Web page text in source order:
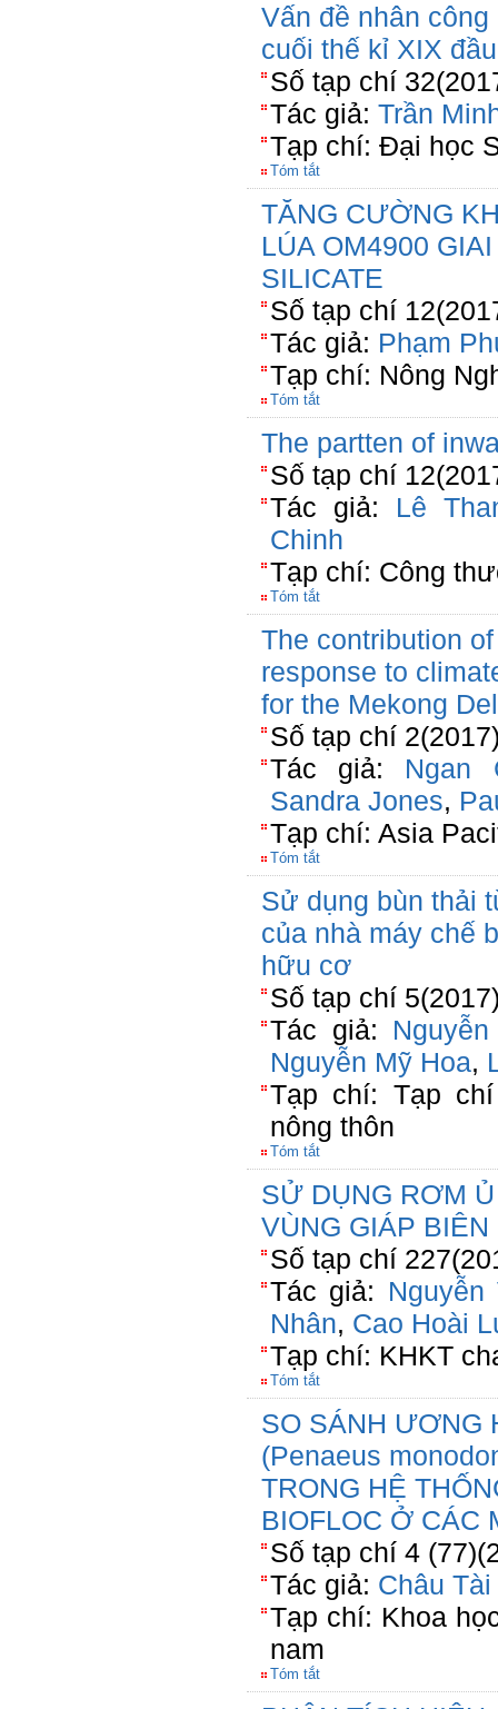
Vấn đề nhân
cuối thế kỉ XIX
Số tạp chí
Tác giả: Trần
Tạp chí: Đại học
Tóm tắt
TĂNG CƯỜNG
LÚA OM4900
SILICATE
Số tạp chí
Tác giả: Phạm
Tạp chí: Nông
Tóm tắt
The partten of
Số tạp chí
Tác giả: Lê
Chinh
Tạp chí: Công
Tóm tắt
The contribution
response to
for the Mekong
Số tạp chí
Tác giả: Ngan
Sandra Jones,
Tạp chí: Asia
Tóm tắt
Sử dụng bùn thải
của nhà máy chế
hữu cơ
Số tạp chí
Tác giả:
Nguyễn Mỹ Hoa,
Tạp chí: Tạp
nông thôn
Tóm tắt
SỬ DỤNG RƠM
VÙNG GIÁP
Số tạp chí
Tác giả:
Nhân, Cao Hoài
Tạp chí: KHKT
Tóm tắt
SO SÁNH ƯƠNG
(Penaeus
TRONG HỆ
BIOFLOC Ở CÁC
Số tạp chí 4
Tác giả: Châu Tài
Tạp chí: Khoa
nam
Tóm tắt